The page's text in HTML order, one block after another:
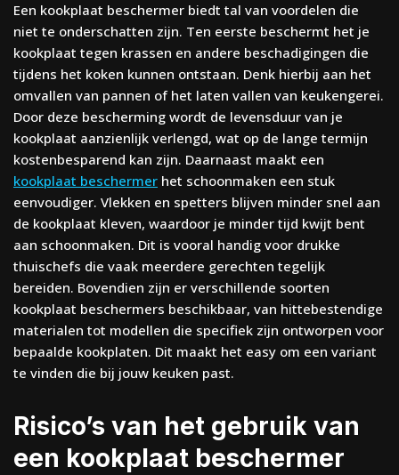
Een kookplaat beschermer biedt tal van voordelen die
niet te onderschatten zijn. Ten eerste beschermt het je
kookplaat tegen krassen en andere beschadigingen die
tijdens het koken kunnen ontstaan. Denk hierbij aan het
omvallen van pannen of het laten vallen van keukengerei.
Door deze bescherming wordt de levensduur van je
kookplaat aanzienlijk verlengd, wat op de lange termijn
kostenbesparend kan zijn. Daarnaast maakt een
kookplaat beschermer het schoonmaken een stuk
eenvoudiger. Vlekken en spetters blijven minder snel aan
de kookplaat kleven, waardoor je minder tijd kwijt bent
aan schoonmaken. Dit is vooral handig voor drukke
thuischefs die vaak meerdere gerechten tegelijk
bereiden. Bovendien zijn er verschillende soorten
kookplaat beschermers beschikbaar, van hittebestendige
materialen tot modellen die specifiek zijn ontworpen voor
bepaalde kookplaten. Dit maakt het easy om een variant
te vinden die bij jouw keuken past.
Risico’s van het gebruik van
een kookplaat beschermer